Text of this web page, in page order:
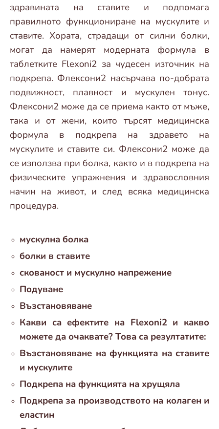
здравината на ставите и подпомага
правилното функциониране на мускулите и
ставите. Хората, страдащи от силни болки,
могат да намерят модерната формула в
таблетките Flexoni2 за чудесен източник на
подкрепа. Флексони2 насърчава по-добрата
подвижност, плавност и мускулен тонус.
Флексони2 може да се приема както от мъже,
така и от жени, които търсят медицинска
формула в подкрепа на здравето на
мускулите и ставите си. Флексони2 може да
се използва при болка, както и в подкрепа на
физическите упражнения и здравословния
начин на живот, и след всяка медицинска
процедура.
мускулна болка
болки в ставите
скованост и мускулно напрежение
Подуване
Възстановяване
Какви са ефектите на Flexoni2 и какво
можете да очаквате? Това са резултатите:
Възстановяване на функцията на ставите
и мускулите
Подкрепа на функцията на хрущяла
Подкрепа за производството на колаген и
еластин